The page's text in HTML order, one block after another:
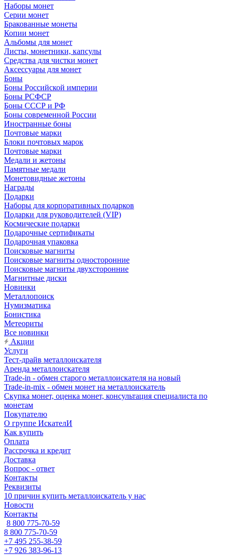
Наборы монет
Серии монет
Бракованные монеты
Копии монет
Альбомы для монет
Листы, монетники, капсулы
Средства для чистки монет
Аксессуары для монет
Боны
Боны Российской империи
Боны РСФСР
Боны СССР и РФ
Боны современной России
Иностранные боны
Почтовые марки
Блоки почтовых марок
Почтовые марки
Медали и жетоны
Памятные медали
Монетовидные жетоны
Награды
Подарки
Наборы для корпоративных подарков
Подарки для руководителей (VIP)
Космические подарки
Подарочные сертификаты
Подарочная упаковка
Поисковые магниты
Поисковые магниты односторонние
Поисковые магниты двухсторонние
Магнитные диски
Новинки
Металлопоиск
Нумизматика
Бонистика
Метеориты
Все новинки
Акции
Услуги
Тест-драйв металлоискателя
Аренда металлоискателя
Trade-in - обмен старого металлоискателя на новый
Trade-in-mix - обмен монет на металлоискатель
Скупка монет, оценка монет, консультация специалиста по
монетам
Покупателю
О группе ИскателИ
Как купить
Оплата
Рассрочка и кредит
Доставка
Вопрос - ответ
Контакты
Реквизиты
10 причин купить металлоискатель у нас
Новости
Контакты
8 800 775-70-59
8 800 775-70-59
+7 495 255-38-59
+7 926 383-96-13